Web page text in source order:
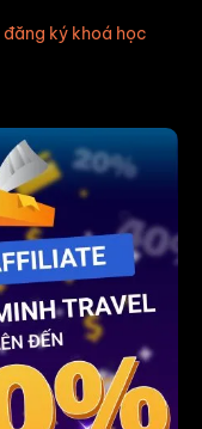
đăng ký khoá học